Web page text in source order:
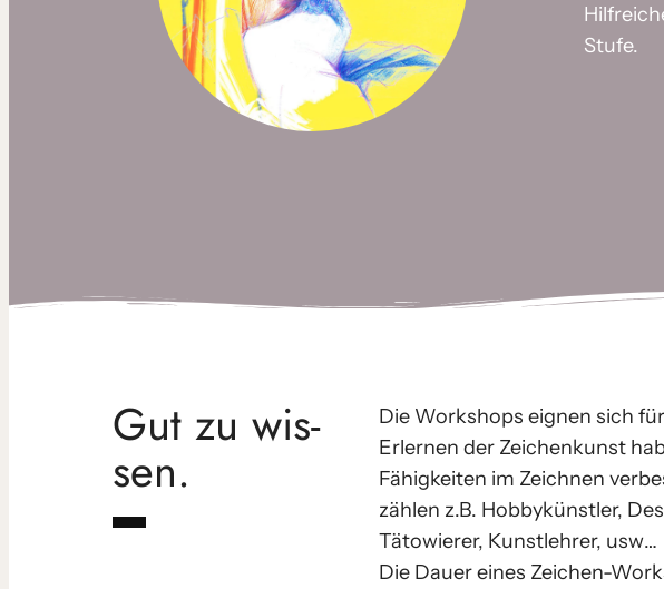
Stufe.
Gut zu wis­
sen.
Die Workshops eig­nen sich
Erlernen der Zeichenkunst
Fähigkeiten im Zeichnen
zäh­len z.B. Hobbykünstler,
Tätowierer, Kunstlehrer, usw…
Die Dauer eines Zeichen-